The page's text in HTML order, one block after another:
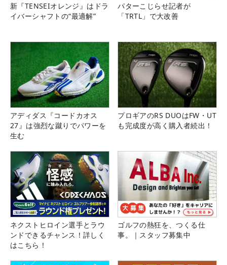
新『TENSEIオレンジ』はドラ
イバーシャフトの“最適解”
パターこじらせ記者が
「TRTL」で大改善
アディダス『コードカオス
27』は強烈な蹴りでパワーを
生む
プロギアのRS DUOはFW・UT
も完成度が高く購入者続出！
ネクストヒロイン選手とラウ
ンドできるチャンス！詳しく
はこちら！
ゴルフの熱狂を、つくる仕
事。｜スタッフ募集中